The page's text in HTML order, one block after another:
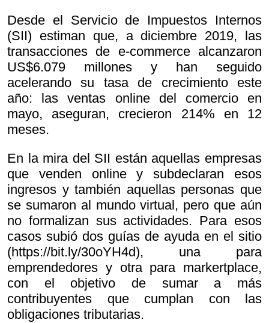
Desde el Servicio de Impuestos Internos
(SII) estiman que, a diciembre 2019, las
transacciones de e-commerce alcanzaron
US$6.079 millones y han seguido
acelerando su tasa de crecimiento este
año: las ventas online del comercio en
mayo, aseguran, crecieron 214% en 12
meses.
En la mira del SII están aquellas empresas
que venden online y subdeclaran esos
ingresos y también aquellas personas que
se sumaron al mundo virtual, pero que aún
no formalizan sus actividades. Para esos
casos subió dos guías de ayuda en el sitio
(https://bit.ly/30oYH4d), una para
emprendedores y otra para markertplace,
con el objetivo de sumar a más
contribuyentes que cumplan con las
obligaciones tributarias.